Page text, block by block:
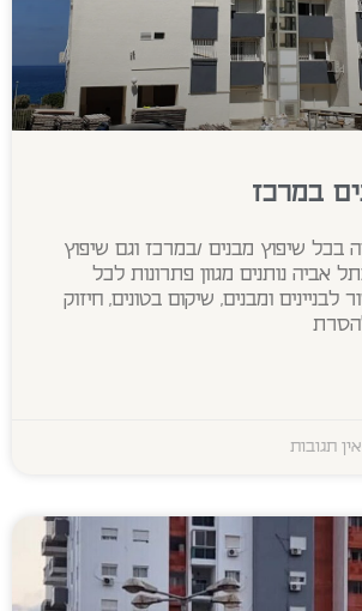
במרכז
בכל שיפוץ מבנים /במרכז וגם שיפוץ
אביה נותנים מגוון פתרונות לכל
ומבנים, שיקום בטונים, חיזוק
אין תגובות